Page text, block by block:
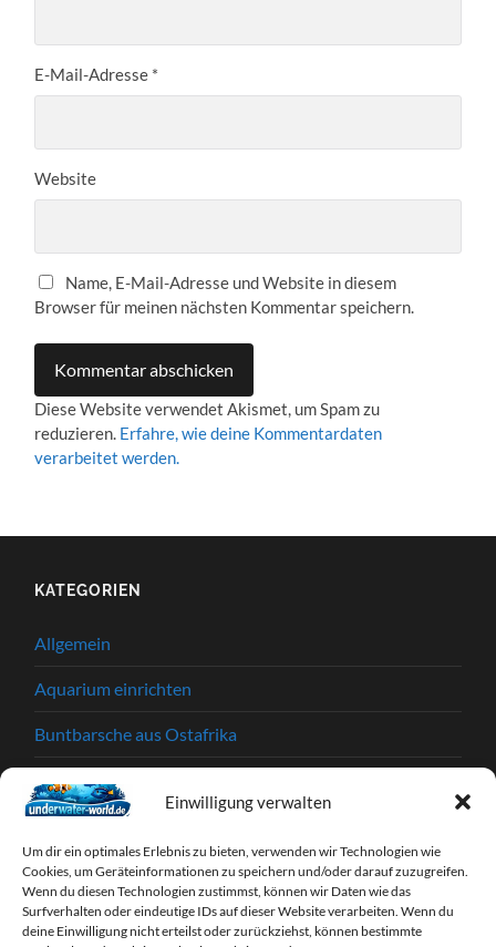
Einwilligung verwalten
Um dir ein optimales Erlebnis zu bieten, verwenden wir Technologien wie
Cookies, um Geräteinformationen zu speichern und/oder darauf zuzugreifen.
Wenn du diesen Technologien zustimmst, können wir Daten wie das
Surfverhalten oder eindeutige IDs auf dieser Website verarbeiten. Wenn du
deine Einwilligung nicht erteilst oder zurückziehst, können bestimmte
E-Mail-Adresse *
Website
Name, E-Mail-Adresse und Website in diesem
Browser für meinen nächsten Kommentar speichern.
Diese Website verwendet Akismet, um Spam zu
reduzieren. Erfahre, wie deine Kommentardaten
verarbeitet werden.
KATEGORIEN
Allgemein
Aquarium einrichten
Buntbarsche aus Ostafrika
Einkaufstipps
Krankheiten und Parasiten
Partnerprogramme